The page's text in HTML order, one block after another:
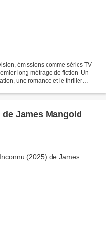
émissions comme séries TV
long métrage de fiction. Un
une romance et le thriller
James Mangold